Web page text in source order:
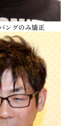
ングのみ矯正